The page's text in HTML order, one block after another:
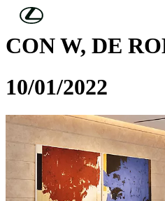
Skip to Main Content
CON W, DE
10/01/2022